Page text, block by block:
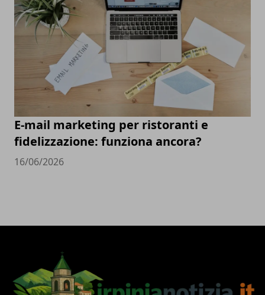
E-mail marketing per ristoranti e
fidelizzazione: funziona ancora?
16/06/2026